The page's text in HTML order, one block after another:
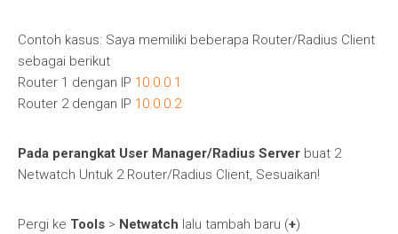
Contoh kasus: Saya memiliki beberapa Router/Radius Client
sebagai berikut
Router 1 dengan IP 10.0.0.1
Router 2 dengan IP 10.0.0.2
Pada perangkat User Manager/Radius Server buat 2
Netwatch Untuk 2 Router/Radius Client, Sesuaikan!
Pergi ke Tools > Netwatch lalu tambah baru (+)